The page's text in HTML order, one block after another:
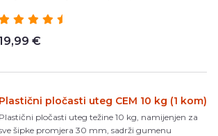
€
Plastični pločasti uteg CEM 10 kg (1 kom)
Plastični pločasti uteg težine 10 kg, namijenjen za
šipke promjera 30 mm, sadrži gumenu